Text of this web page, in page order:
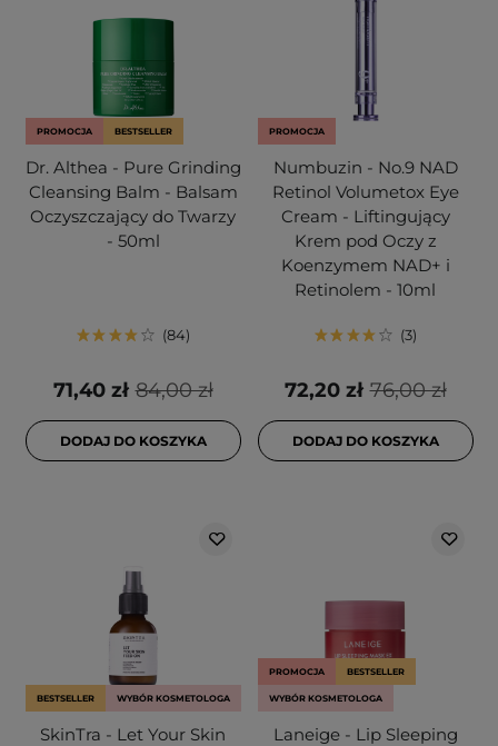
PROMOCJA BESTSELLER
Dr. Althea - Pure Grinding
Cleansing Balm - Balsam
Oczyszczający do Twarzy
- 50ml
84
84,00 zł
71,40 zł
DODAJ DO KOSZYKA
PROMOCJA
Numbuzin - No.9 NAD
Retinol Volumetox Eye
Cream - Liftingujący
Krem pod Oczy z
Koenzymem NAD+ i
Retinolem - 10ml
3
76,00 zł
72,20 zł
DODAJ DO KOSZYKA
BESTSELLER WYBÓR KOSMETOLOGA
SkinTra - Let Your Skin
PROMOCJA BESTSELLER
WYBÓR KOSMETOLOGA
Laneige - Lip Sleeping